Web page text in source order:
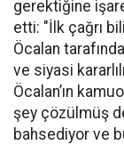
gerektiğine
etti: "İlk çağrı
Öcalan
ve siyasi
Öcalan’ın
şey çözülmüş
bahsediyor ve